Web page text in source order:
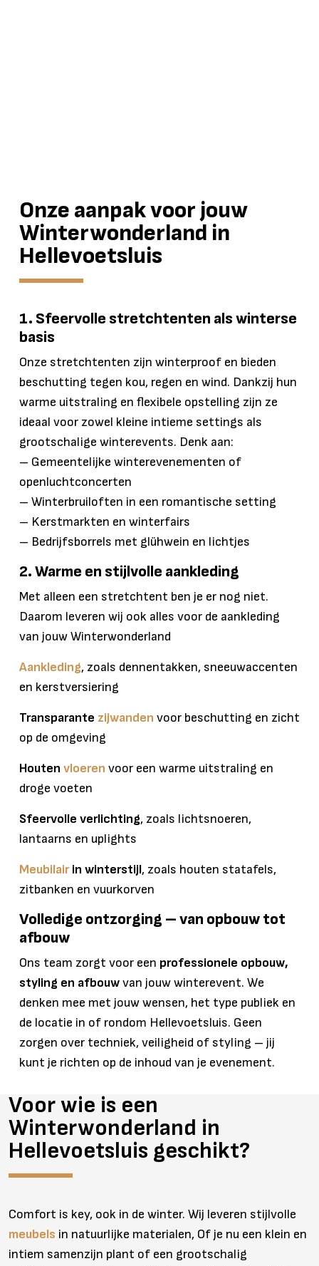
Onze aanpak voor jouw
Winterwonderland in
Hellevoetsluis
1. Sfeervolle stretchtenten als winterse
basis
Onze stretchtenten zijn winterproof en bieden
beschutting tegen kou, regen en wind. Dankzij hun
warme uitstraling en flexibele opstelling zijn ze
ideaal voor zowel kleine intieme settings als
grootschalige winterevents. Denk aan:
– Gemeentelijke winterevenementen of
openluchtconcerten
– Winterbruiloften in een romantische setting
– Kerstmarkten en winterfairs
– Bedrijfsborrels met glühwein en lichtjes
2. Warme en stijlvolle aankleding
Met alleen een stretchtent ben je er nog niet.
Daarom leveren wij ook alles voor de aankleding
van jouw Winterwonderland
Aankleding, zoals dennentakken, sneeuwaccenten
en kerstversiering
Transparante zijwanden voor beschutting en zicht
op de omgeving
Houten vloeren voor een warme uitstraling en
droge voeten
Sfeervolle verlichting, zoals lichtsnoeren,
lantaarns en uplights
Meubilairin winterstijl, zoals houten statafels,
zitbanken en vuurkorven
Volledige ontzorging – van opbouw tot
afbouw
Ons team zorgt voor een professionele opbouw,
styling en afbouwvan jouw winterevent. We
denken mee met jouw wensen, het type publiek en
de locatie in of rondom Hellevoetsluis. Geen
zorgen over techniek, veiligheid of styling – jij
kunt je richten op de inhoud van je evenement.
Voor wie is een
Winterwonderland in
Hellevoetsluis geschikt?
Comfort is key, ook in de winter. Wij leveren stijlvolle
meubels in natuurlijke materialen, Of je nu een klein en
intiem samenzijn plant of een grootschalig